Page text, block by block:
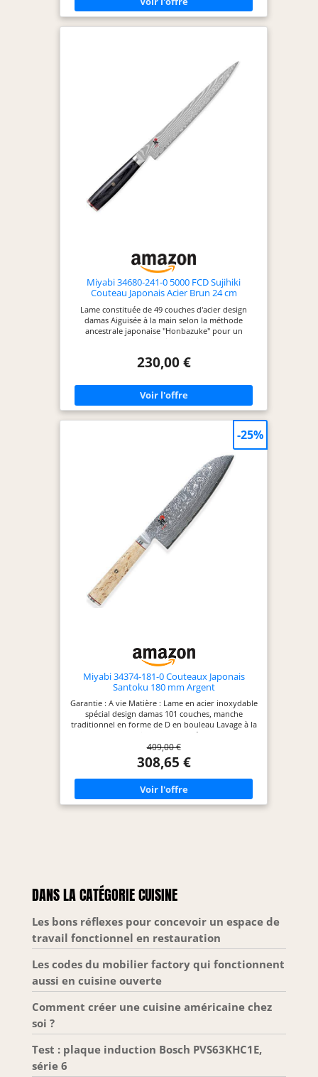
Miyabi 34680-241-0 5000 FCD Sujihiki
Couteau Japonais Acier Brun 24 cm
Lame constituée de 49 couches d'acier design
damas Aiguisée à la main selon la méthode
ancestrale japonaise "Honbazuke" pour un
pakka, prise en main optimale et entretien facile
(japon) répondant aux exigences en termes
d'esthétique, de confort, et de tranchant
230,00 €
Miyabi 34374-181-0 Couteaux Japonais
Santoku 180 mm Argent
Garantie : A vie Matière : Lame en acier inoxydable
spécial design damas 101 couches, manche
traditionnel en forme de D en bouleau Lavage à la
main recommandé
409,00 €
308,65 €
-25%
DANS LA CATÉGORIE CUISINE
Les bons réflexes pour concevoir un espace de
travail fonctionnel en restauration
Les codes du mobilier factory qui fonctionnent
aussi en cuisine ouverte
Comment créer une cuisine américaine chez
soi ?
Test : plaque induction Bosch PVS63KHC1E,
série 6